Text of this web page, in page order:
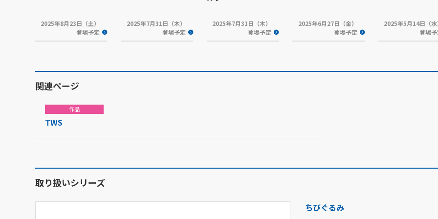
2025年8月23日（土）
登場予定
2025年7月31日（木）
登場予定
2025年7月31日（木）
登場予定
2025年6月27日（金）
登場予定
2025年5月14日（
登場
関連ページ
作品
TWS
取り扱いシリーズ
ちびぐるみ